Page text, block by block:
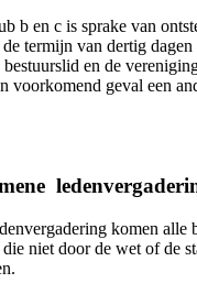
b en c is sprake van
termijn van dertig
bestuurslid en de
voorkomend geval een
komen alle
niet door de wet of de